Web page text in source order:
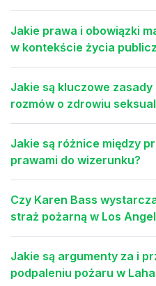
Jakie prawa i obowiązki
w kontekście życia
Jakie są kluczowe
rozmów o zdrowiu
Jakie są różnice między
prawami do wizerunku?
Czy Karen Bass
straż pożarną w Los
Jakie są argumenty za i
podpaleniu pożaru w